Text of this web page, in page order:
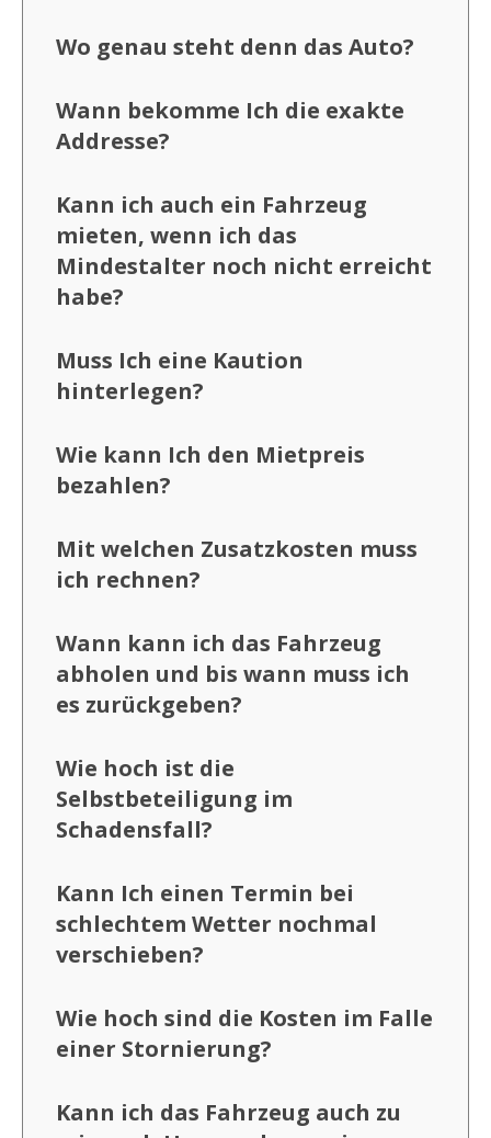
Wo genau steht denn das Auto?
Wann bekomme Ich die exakte
Addresse?
Kann ich auch ein Fahrzeug
mieten, wenn ich das
Mindestalter noch nicht erreicht
habe?
Muss Ich eine Kaution
hinterlegen?
Wie kann Ich den Mietpreis
bezahlen?
Mit welchen Zusatzkosten muss
ich rechnen?
Wann kann ich das Fahrzeug
abholen und bis wann muss ich
es zurückgeben?
Wie hoch ist die
Selbstbeteiligung im
Schadensfall?
Kann Ich einen Termin bei
schlechtem Wetter nochmal
verschieben?
Wie hoch sind die Kosten im Falle
einer Stornierung?
Kann ich das Fahrzeug auch zu